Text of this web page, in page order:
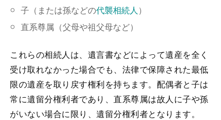
子（または孫などの代襲相続人 ）
直系尊属（父母や祖父母など）
これらの相続人は、遺言書などによって遺産を全く
受け取れなかった場合でも、法律で保障された最低
限の遺産を取り戻す権利を持ちます。配偶者と子は
常に遺留分権利者であり、直系尊属は故人に子や孫
がいない場合に限り、遺留分権利者となります。